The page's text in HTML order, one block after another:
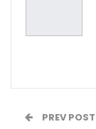
PREV POST